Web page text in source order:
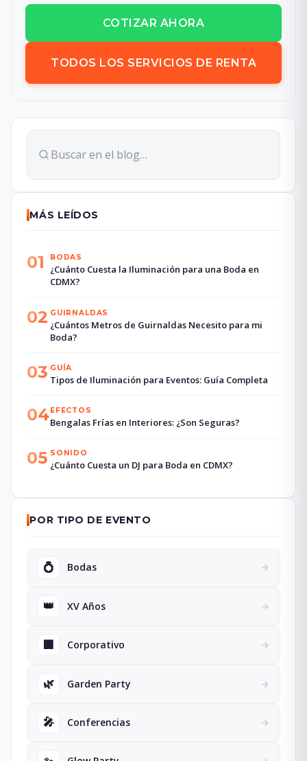
COTIZAR AHORA
TODOS LOS SERVICIOS DE RENTA
MÁS LEÍDOS
01 BODAS
¿Cuánto Cuesta la Iluminación para una Boda en
CDMX?
02 GUIRNALDAS
¿Cuántos Metros de Guirnaldas Necesito para mi
Boda?
03 GUÍA
Tipos de Iluminación para Eventos: Guía Completa
04EFECTOS
Bengalas Frías en Interiores: ¿Son Seguras?
05 SONIDO
¿Cuánto Cuesta un DJ para Boda en CDMX?
POR TIPO DE EVENTO
💍 Bodas →
👑 XV Años →
🏢 Corporativo →
🌿 Garden Party →
🎤 Conferencias →